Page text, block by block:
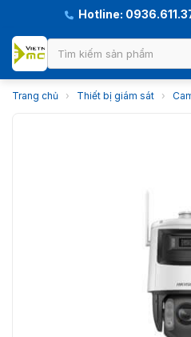
Hotline:
Trang chủ › Thiết bị giám sát ›